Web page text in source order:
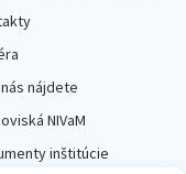
nájdete
NIVaM
inštitúcie